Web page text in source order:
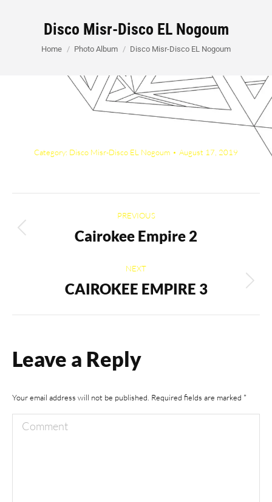
Disco Misr-Disco EL Nogoum
You are here:
Home Photo Album Disco Misr-Disco EL Nogoum
Category: Disco Misr-Disco EL Nogoum August 17, 2019
navigation
PREVIOUS
Previous
Cairokee Empire 2
NEXT
Next
CAIROKEE EMPIRE 3
Leave a Reply
Your email address will not be published. Required fields are marked *
Comment